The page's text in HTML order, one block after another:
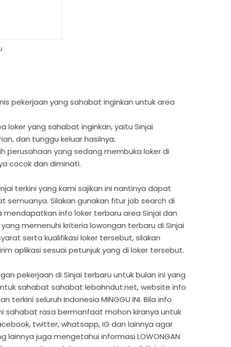
pekerjaan yang sahabat inginkan untuk area
loker yang sahabat inginkan, yaitu Sinjai
dan tunggu keluar hasilnya.
perusahaan yang sedang membuka loker di
cocok dan diminati.
terkini yang kami sajikan ini nantinya dapat
Silakan gunakan fitur job search di
info loker terbaru area Sinjai dan
memenuhi kriteria lowongan terbaru di Sinjai
serta kualifikasi loker tersebut, silakan
aplikasi sesuai petunjuk yang di loker tersebut.
pekerjaan di Sinjai terbaru untuk bulan ini yang
sahabat sahabat lebahndut.net, website info
terkini seluruh Indonesia MINGGU INI. Bila info
sahabat rasa bermanfaat mohon kiranya untuk
twitter, whatsapp, IG dan lainnya agar
lainnya juga mengetahui informasi LOWONGAN